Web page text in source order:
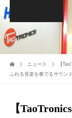
ニュース
【
ふれる音楽を奏でるサウン
【